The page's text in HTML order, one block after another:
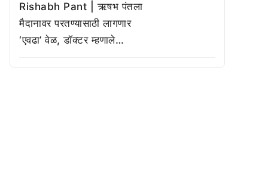
Rishabh Pant | ऋषभ पंतला
मैदानावर परतण्यासाठी लागणार
‘एवढा’ वेळ, डॉक्टर म्हणाले…